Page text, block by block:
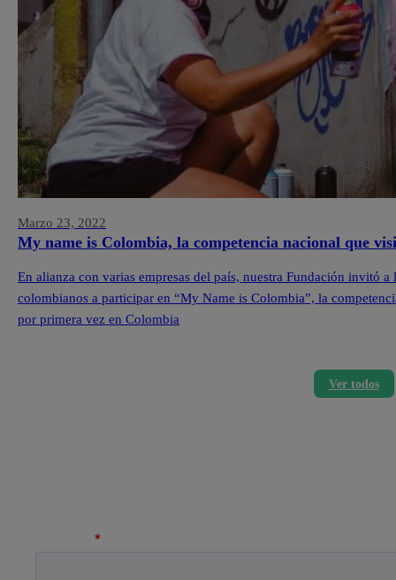
Marzo 23, 2022
My name is Colombia, la competencia nacional que
En alianza con varias empresas del país, nuestra Fundación invitó
colombianos a participar en “My Name is Colombia”, la
por primera vez en Colombia
Ver todos